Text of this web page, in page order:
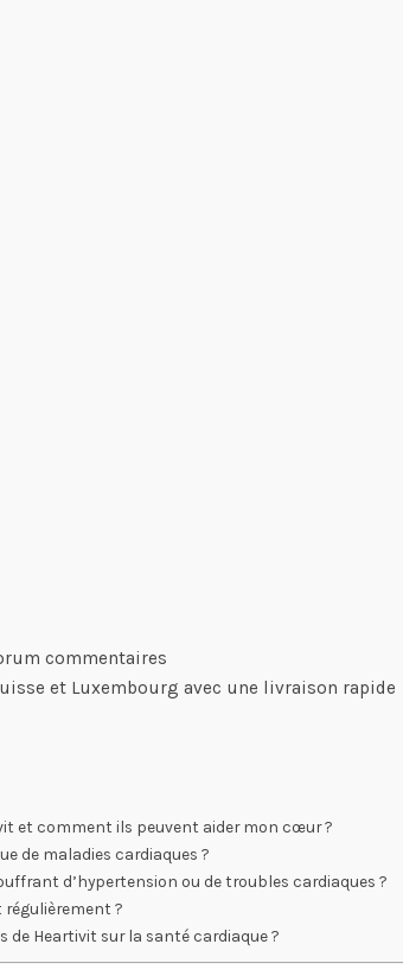
commentaires
et Luxembourg avec une livraison rapide
et comment ils peuvent aider mon cœur ?
de maladies cardiaques ?
d’hypertension ou de troubles cardiaques ?
?
Heartivit sur la santé cardiaque ?